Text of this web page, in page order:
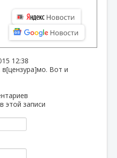
12:38
в[цензура]мо. Вот и
этой записи